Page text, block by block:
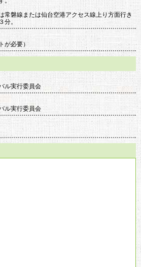
常磐線または仙台空港アクセス線上り方面行き
。
が必要）
ル実行委員会
ル実行委員会